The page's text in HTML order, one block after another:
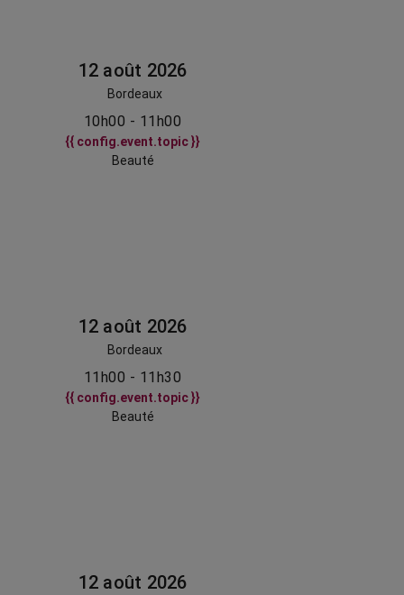
12 août 2026
Bordeaux
10h00 - 11h00
{{ config.event.topic }}
Beauté
12 août 2026
Bordeaux
11h00 - 11h30
{{ config.event.topic }}
Beauté
12 août 2026